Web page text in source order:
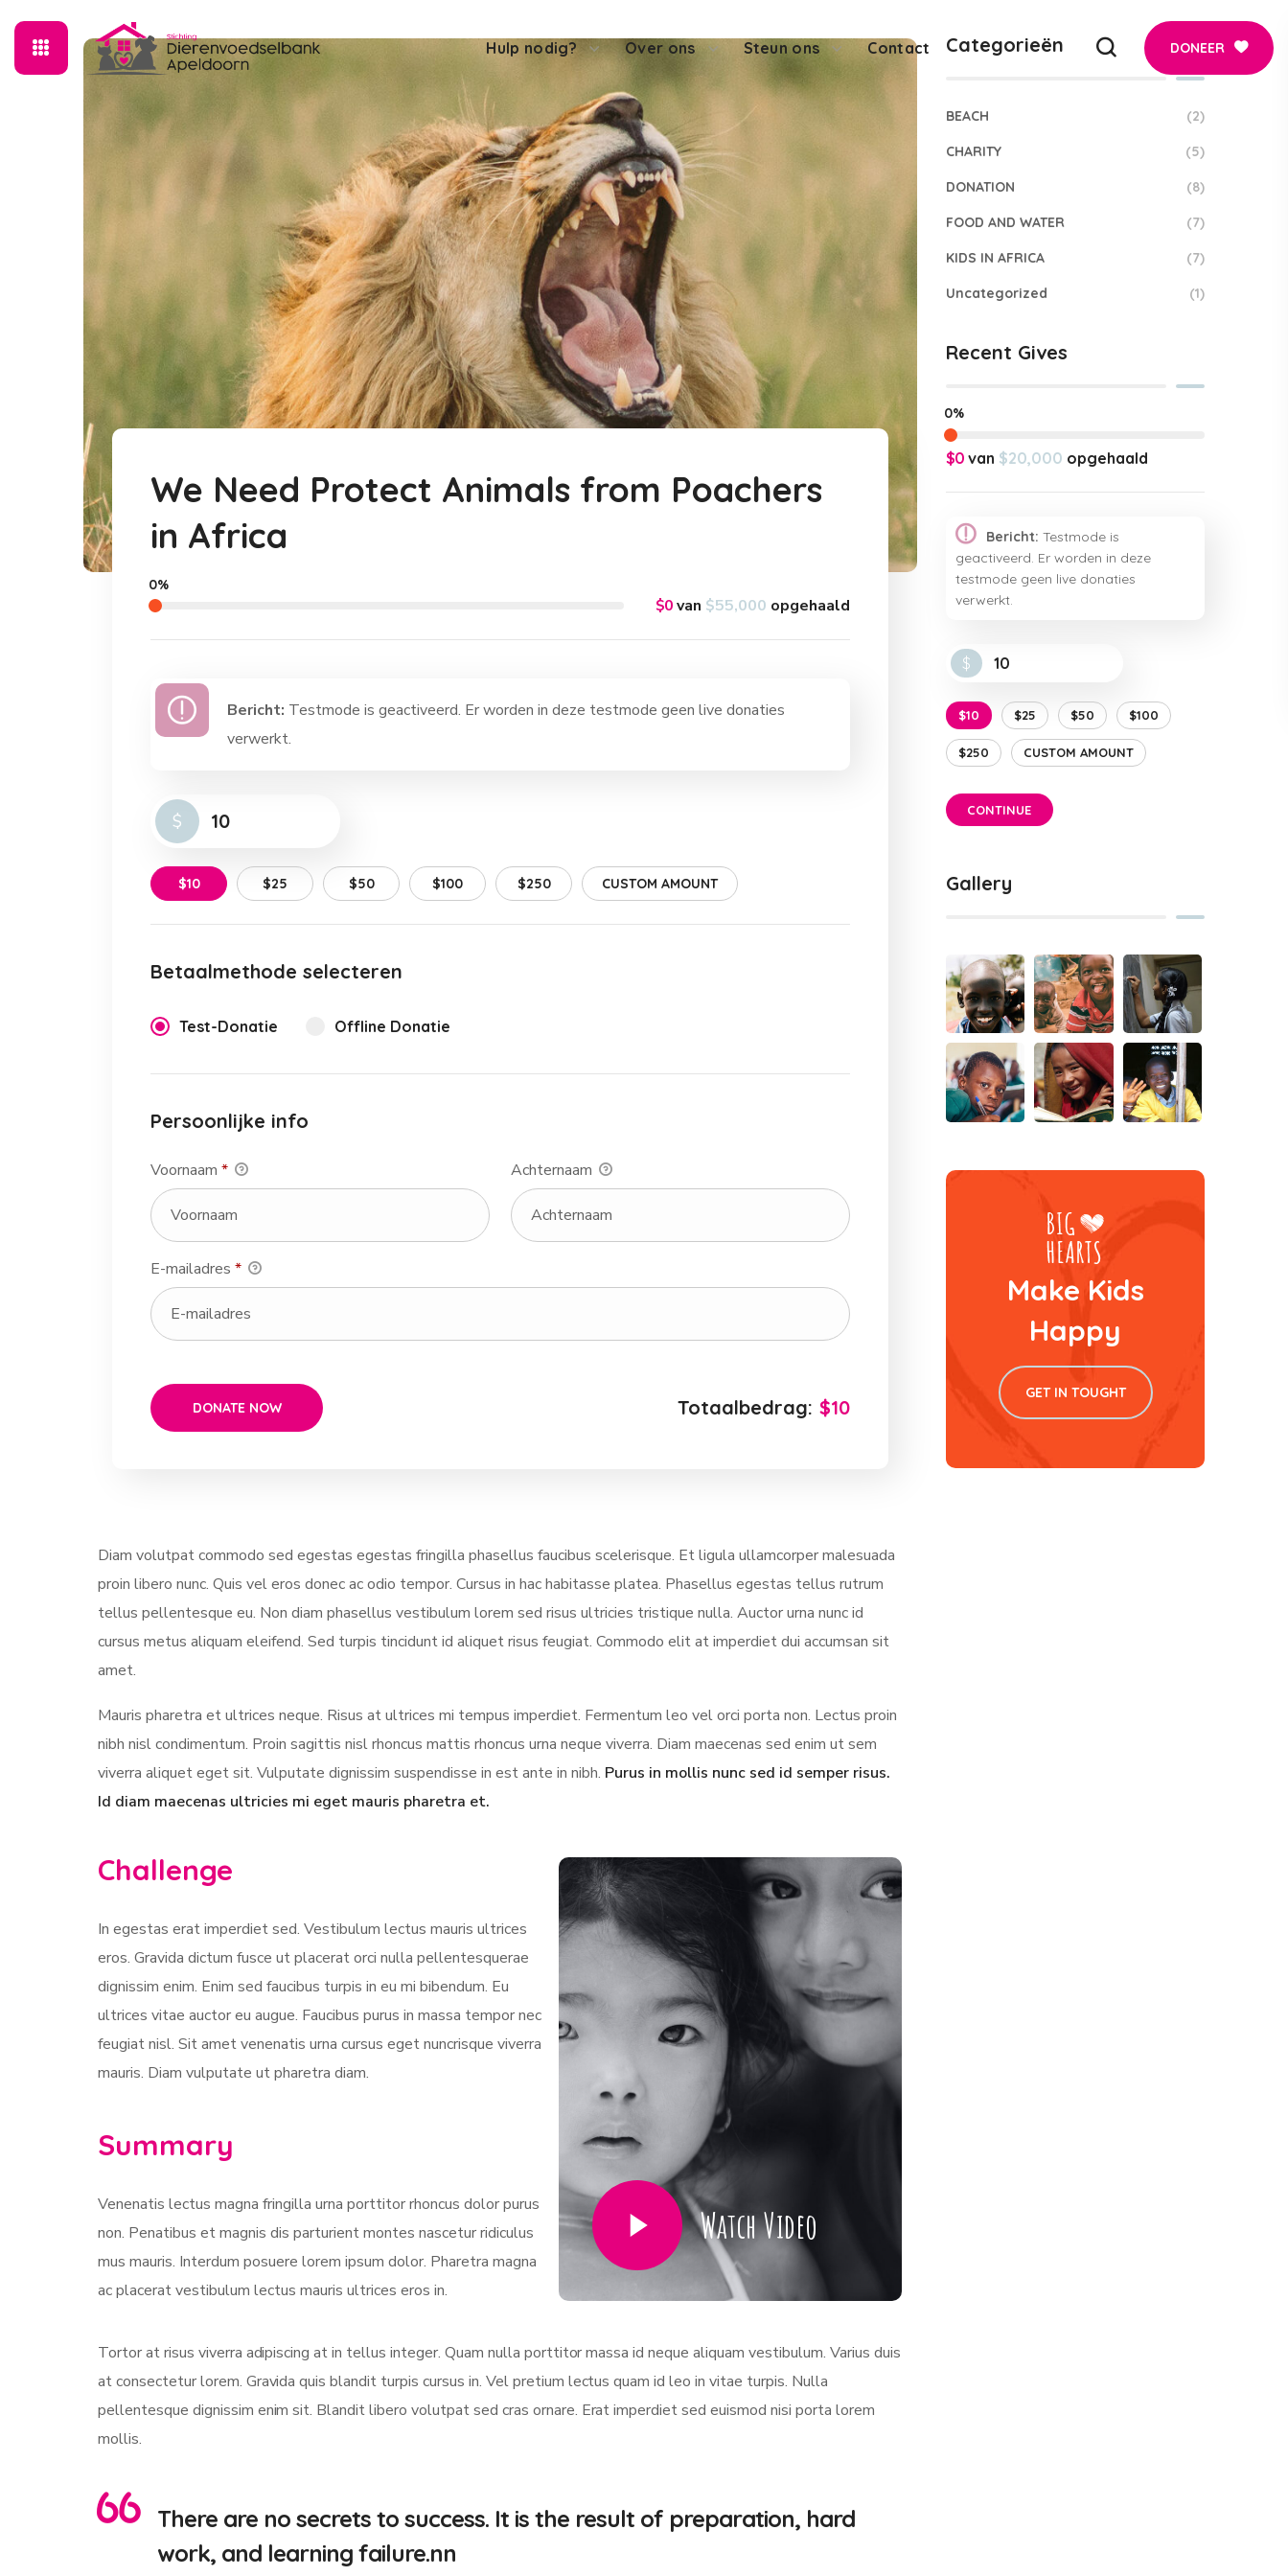
Hulp nodig? Over ons Steun ons Contact DONEER
We Need Protect Animals from Poachers
in Africa
$0van $55,000 opgehaald
0%
Bericht: Testmode is geactiveerd. Er worden in deze testmode geen live donaties
verwerkt.
$
$10 $25 $50 $100 $250 CUSTOM AMOUNT
Betaalmethode selecteren
Test-Donatie Offline Donatie
Persoonlijke info
Voornaam * Achternaam
E-mailadres *
Totaalbedrag: $10
Diam volutpat commodo sed egestas egestas fringilla phasellus faucibus scelerisque. Et ligula ullamcorper malesuada
proin libero nunc. Quis vel eros donec ac odio tempor. Cursus in hac habitasse platea. Phasellus egestas tellus rutrum
tellus pellentesque eu. Non diam phasellus vestibulum lorem sed risus ultricies tristique nulla. Auctor urna nunc id
cursus metus aliquam eleifend. Sed turpis tincidunt id aliquet risus feugiat. Commodo elit at imperdiet dui accumsan sit
amet.
Mauris pharetra et ultrices neque. Risus at ultrices mi tempus imperdiet. Fermentum leo vel orci porta non. Lectus proin
nibh nisl condimentum. Proin sagittis nisl rhoncus mattis rhoncus urna neque viverra. Diam maecenas sed enim ut sem
viverra aliquet eget sit. Vulputate dignissim suspendisse in est ante in nibh. Purus in mollis nunc sed id semper risus.
Id diam maecenas ultricies mi eget mauris pharetra et.
Challenge
In egestas erat imperdiet sed. Vestibulum lectus mauris ultrices
eros. Gravida dictum fusce ut placerat orci nulla pellentesquerae
dignissim enim. Enim sed faucibus turpis in eu mi bibendum. Eu
ultrices vitae auctor eu augue. Faucibus purus in massa tempor nec
feugiat nisl. Sit amet venenatis urna cursus eget nuncrisque viverra
mauris. Diam vulputate ut pharetra diam.
Summary
Venenatis lectus magna fringilla urna porttitor rhoncus dolor purus
non. Penatibus et magnis dis parturient montes nascetur ridiculus
mus mauris. Interdum posuere lorem ipsum dolor. Pharetra magna
ac placerat vestibulum lectus mauris ultrices eros in.
Watch Video
Tortor at risus viverra adipiscing at in tellus integer. Quam nulla porttitor massa id neque aliquam vestibulum. Varius duis
at consectetur lorem. Gravida quis blandit turpis cursus in. Vel pretium lectus quam id leo in vitae turpis. Nulla
pellentesque dignissim enim sit. Blandit libero volutpat sed cras ornare. Erat imperdiet sed euismod nisi porta lorem
mollis.
There are no secrets to success. It is the result of preparation, hard
work, and learning failure.nn
Categorieën
BEACH (2)
CHARITY (5)
DONATION (8)
FOOD AND WATER (7)
KIDS IN AFRICA (7)
Uncategorized (1)
Recent Gives
$0 van $20,000 opgehaald
0%
Bericht: Testmode is
geactiveerd. Er worden in deze
testmode geen live donaties
verwerkt.
$
$10 $25 $50 $100
$250 CUSTOM AMOUNT
CONTINUE
Gallery
Make Kids
Happy
GET IN TOUGHT